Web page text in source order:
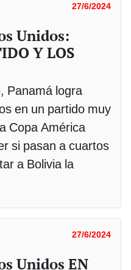
27/6/2024
Unidos:
Y LOS
Panamá logra
en un partido muy
Copa América
si pasan a cuartos
a Bolivia la
27/6/2024
Unidos EN